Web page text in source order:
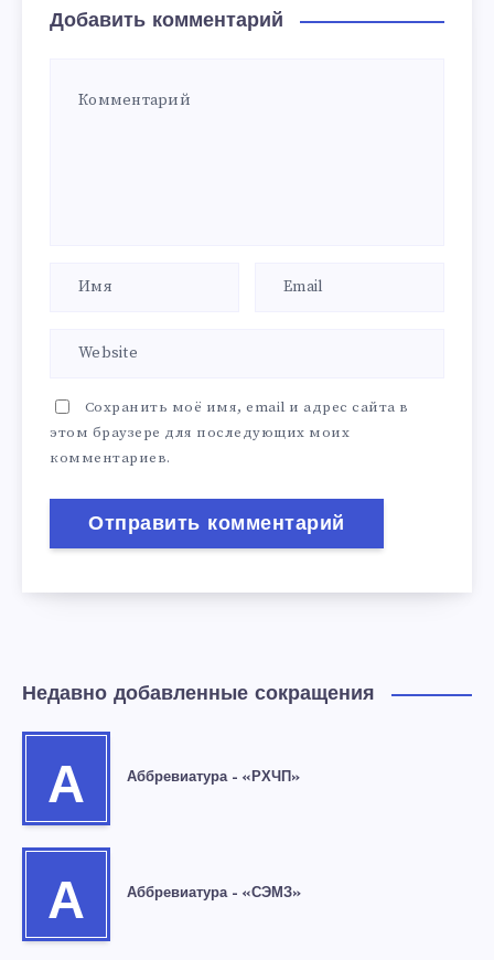
Добавить комментарий
Сохранить моё имя, email и адрес сайта в
этом браузере для последующих моих
комментариев.
Недавно добавленные сокращения
А Аббревиатура – «РХЧП»
А Аббревиатура – «СЭМЗ»